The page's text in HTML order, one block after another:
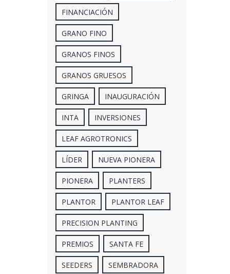
FINANCIACIÓN
GRANO FINO
GRANOS FINOS
GRANOS GRUESOS
GRINGA INAUGURACIÓN
INTA INVERSIONES
LEAF AGROTRONICS
LÍDER NUEVA PIONERA
PIONERA PLANTERS
PLANTOR PLANTOR LEAF
PRECISION PLANTING
PREMIOS SANTA FE
SEEDERS SEMBRADORA